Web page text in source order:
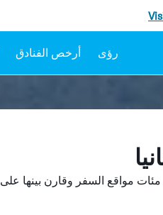
رؤى أرخص الفنادق
مواقع السفر وقارن بينها على